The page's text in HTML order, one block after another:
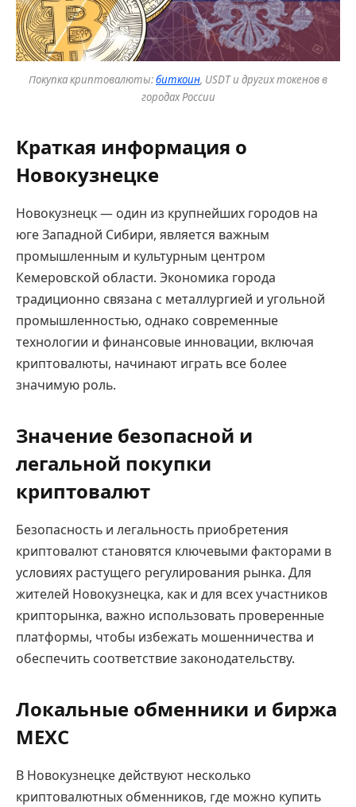
Покупка криптовалюты:биткоин, USDT и других токенов в
городах России
Краткая информация о
Новокузнецке
Новокузнецк — один из крупнейших городов на
юге Западной Сибири, является важным
промышленным и культурным центром
Кемеровской области. Экономика города
традиционно связана с металлургией и угольной
промышленностью, однако современные
технологии и финансовые инновации, включая
криптовалюты, начинают играть все более
значимую роль.
Значение безопасной и
легальной покупки
криптовалют
Безопасность и легальность приобретения
криптовалют становятся ключевыми факторами в
условиях растущего регулирования рынка. Для
жителей Новокузнецка, как и для всех участников
крипторынка, важно использовать проверенные
платформы, чтобы избежать мошенничества и
обеспечить соответствие законодательству.
Локальные обменники и биржа
MEXC
В Новокузнецке действуют несколько
криптовалютных обменников, где можно купить